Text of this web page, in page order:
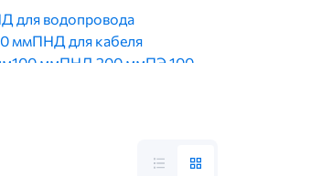
для водопровода
ммПНД для кабеля
100 ммПНД 200 ммПЭ 100
водопроводная 110 мм